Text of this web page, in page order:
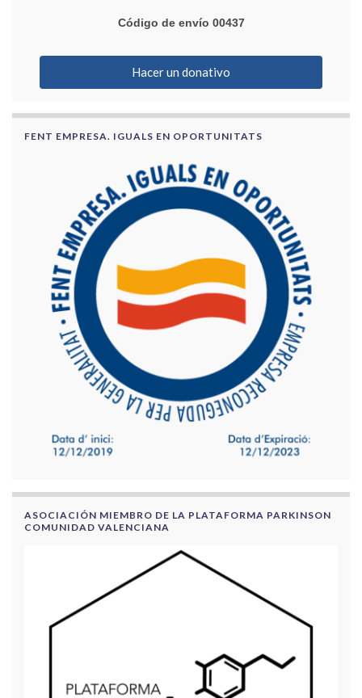
Código de envío 00437
Hacer un donativo
FENT EMPRESA. IGUALS EN OPORTUNITATS
ASOCIACIÓN MIEMBRO DE LA PLATAFORMA PARKINSON
COMUNIDAD VALENCIANA